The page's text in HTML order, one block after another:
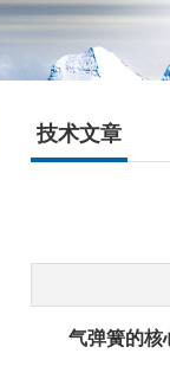
技术文章
气弹簧的核